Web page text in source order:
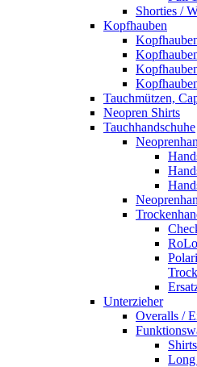
Shorties /
Kopfhauben
Tauchmützen,
Neopren Shirts
Tauchhandschuhe
Unterzieher
Overalls /
Shirts
Long